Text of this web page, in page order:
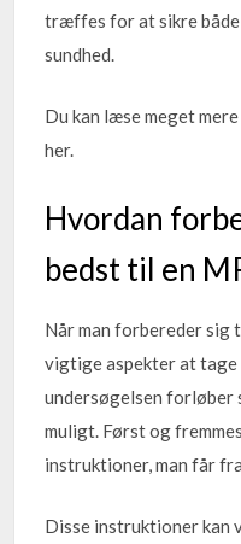
træffes for at sikre
sundhed.
Du kan læse meget
her.
Hvordan
bedst til en
Når man forbereder sig
vigtige aspekter at
undersøgelsen
muligt. Først og
instruktioner, man får
Disse instruktioner kan